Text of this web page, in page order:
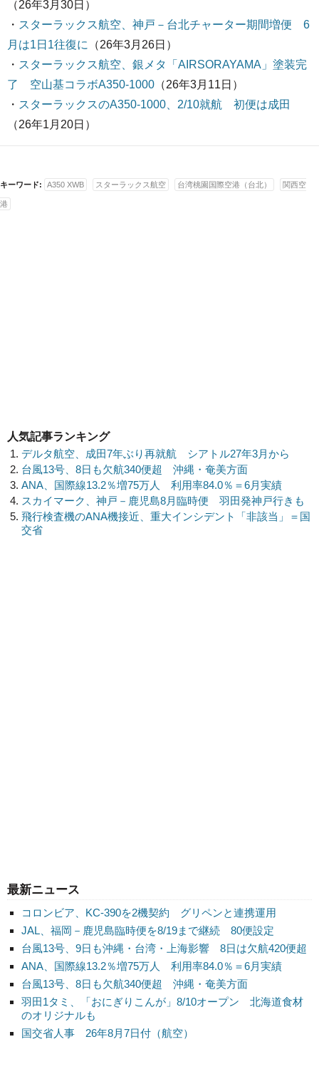
最新ニュース
コロンビア、KC-390を2機契約 グリペンと連携運用
JAL、福岡－鹿児島臨時便を8/19まで継続 80便設定
台風13号、9日も沖縄・台湾・上海影響 8日は欠航420便超
ANA、国際線13.2％増75万人 利用率84.0％＝6月実績
台風13号、8日も欠航340便超 沖縄・奄美方面
羽田1タミ、「おにぎりこんが」8/10オープン 北海道食材
のオリジナルも
国交省人事 26年8月7日付（航空）
（26年3月30日）
・ スターラックス航空、神戸－台北チャーター期間増便 6
月は1日1往復に
（26年3月26日）
・ スターラックス航空、銀メタ「AIRSORAYAMA」塗装完
了 空山基コラボA350-1000 （26年3月11日）
・ スターラックスのA350-1000、2/10就航 初便は成田
（26年1月20日）
キーワード: A350 XWB スターラックス航空 台湾桃園国際空港（台北） 関西空
港
人気記事ランキング
デルタ航空、成田7年ぶり再就航 シアトル27年3月から
台風13号、8日も欠航340便超 沖縄・奄美方面
ANA、国際線13.2％増75万人 利用率84.0％＝6月実績
スカイマーク、神戸－鹿児島8月臨時便 羽田発神戸行きも
飛行検査機のANA機接近、重大インシデント「非該当」＝国
交省